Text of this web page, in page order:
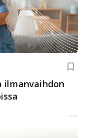
ilmanvaihdon